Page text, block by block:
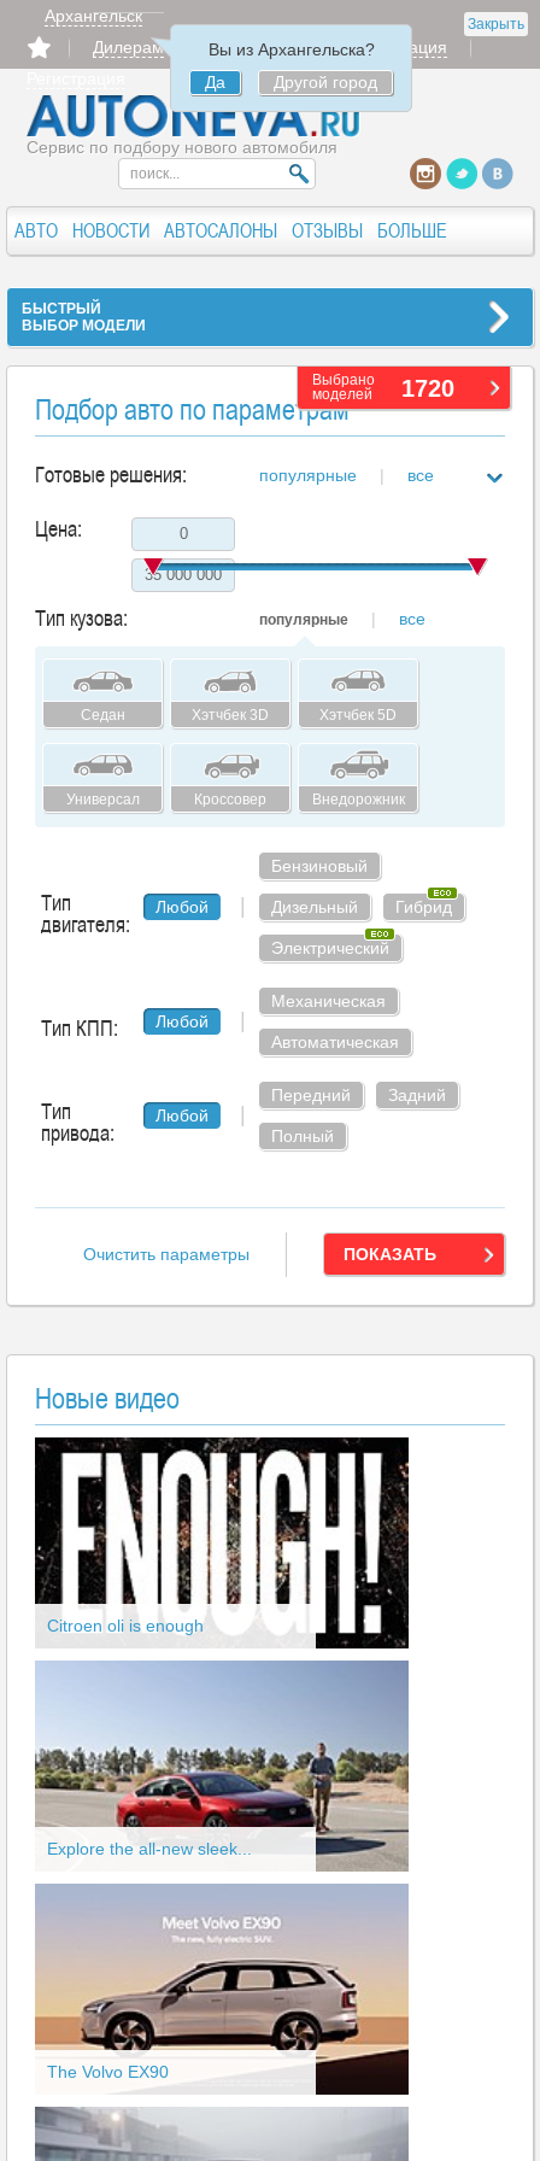
Закрыть
Архангельск
Вы из Архангельска?
Да
Другой город
Дилерам Продать
Авторизация
Сервис по подбору нового автомобиля
АВТО НОВОСТИ АВТОСАЛОНЫ ОТЗЫВЫ БОЛЬШЕ
БЫСТРЫЙ
ВЫБОР МОДЕЛИ
Выбрано
моделей
1720
Подбор авто по параметрам
Готовые решения: популярные | все
Цена:
Тип кузова: популярные | все
Седан Хэтчбек 3D Хэтчбек 5D
Универсал Кроссовер Внедорожник
Тип
двигателя:
Любой
Бензиновый
Дизельный Гибрид
Электрический
Тип КПП: Любой
Механическая
Автоматическая
Тип
привода:
Любой
Передний Задний
Полный
ПОКАЗАТЬ
Очистить параметры
Новые видео
Citroen oli is enough
Explore the all-new sleek...
The Volvo EX90